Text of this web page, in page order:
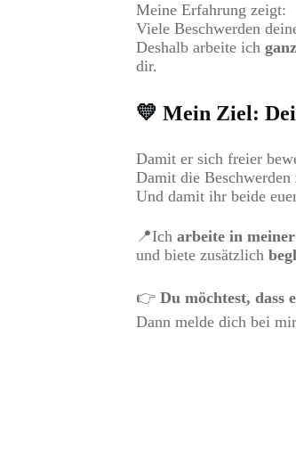
Meine Erfahrung zeigt:
Viele Beschwerden
Deshalb arbeite ich
dir.
💛 Mein Ziel:
Damit er sich freier
Damit die Beschwerden
Und damit ihr beide
📍Ich arbeite in
und biete zusätzlich
👉 Du möchtest, dass
Dann melde dich bei